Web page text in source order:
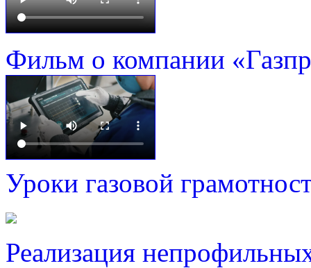
Фильм о компании
Уроки газовой
Реализация